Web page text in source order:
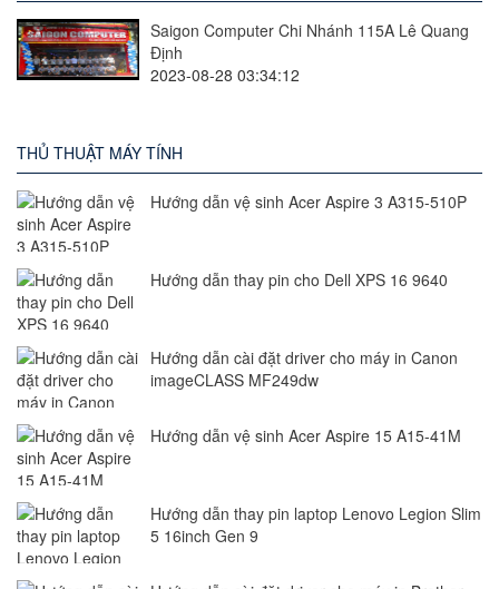
Saigon Computer Chi Nhánh 115A Lê Quang
Định
2023-08-28 03:34:12
THỦ THUẬT MÁY TÍNH
Hướng dẫn vệ sinh Acer Aspire 3 A315-510P
Hướng dẫn thay pin cho Dell XPS 16 9640
Hướng dẫn cài đặt driver cho máy in Canon
imageCLASS MF249dw
Hướng dẫn vệ sinh Acer Aspire 15 A15-41M
Hướng dẫn thay pin laptop Lenovo Legion Slim
5 16inch Gen 9